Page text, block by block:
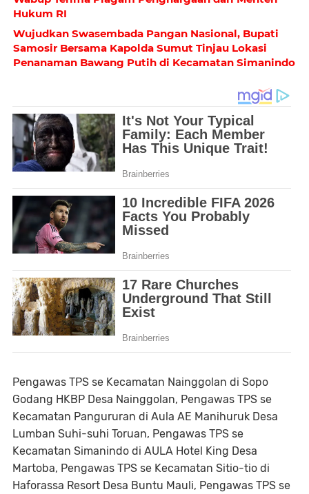
Hukum RI
Wujudkan Swasembada Pangan Nasional, Bupati
Samosir Bersama Kapolda Sumut Tinjau Lokasi
Penanaman Bawang Putih di Kecamatan Simanindo
Pengawas TPS se Kecamatan Nainggolan di Sopo
Godang HKBP Desa Nainggolan, Pengawas TPS se
Kecamatan Pangururan di Aula AE Manihuruk Desa
Lumban Suhi-suhi Toruan, Pengawas TPS se
Kecamatan Simanindo di AULA Hotel King Desa
Martoba, Pengawas TPS se Kecamatan Sitio-tio di
Haforassa Resort Desa Buntu Mauli, Pengawas TPS se